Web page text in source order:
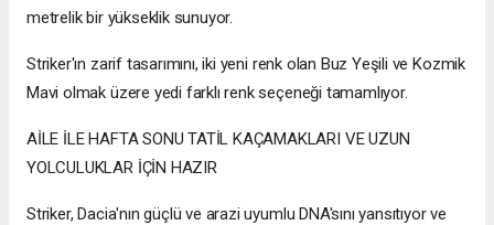
metrelik bir yükseklik sunuyor.
Striker'ın zarif tasarımını, iki yeni renk olan Buz Yeşili ve Kozmik
Mavi olmak üzere yedi farklı renk seçeneği tamamlıyor.
AİLE İLE HAFTA SONU TATİL KAÇAMAKLARI VE UZUN
YOLCULUKLAR İÇİN HAZIR
Striker, Dacia'nın güçlü ve arazi uyumlu DNA'sını yansıtıyor ve